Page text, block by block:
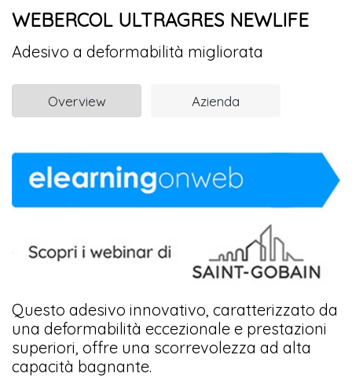
WEBERCOL ULTRAGRES NEWLIFE
Adesivo a deformabilità migliorata
Overview Azienda
Questo adesivo innovativo, caratterizzato da
una deformabilità eccezionale e prestazioni
superiori, offre una scorrevolezza ad alta
capacità bagnante.